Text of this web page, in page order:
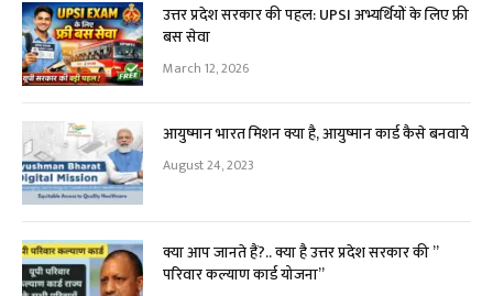
उत्तर प्रदेश सरकार की पहल: UPSI अभ्यर्थियों के लिए फ्री
बस सेवा
March 12, 2026
आयुष्मान भारत मिशन क्या है, आयुष्मान कार्ड कैसे बनवाये
August 24, 2023
क्या आप जानते हैं?.. क्या है उत्तर प्रदेश सरकार की ”
परिवार कल्याण कार्ड योजना”